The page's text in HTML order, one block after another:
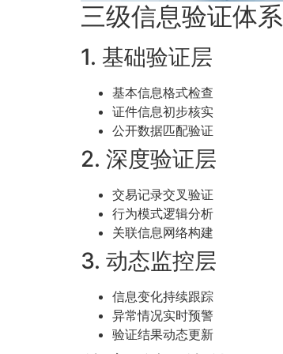
三级信息验证体系
1. 基础验证层
基本信息格式检查
证件信息初步核实
公开数据匹配验证
2. 深度验证层
交易记录交叉验证
行为模式逻辑分析
关联信息网络构建
3. 动态监控层
信息变化持续跟踪
异常情况实时预警
验证结果动态更新